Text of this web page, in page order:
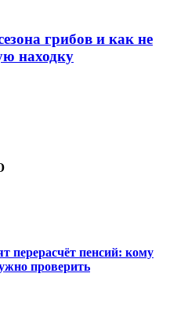
грибов и как не
находку
перерасчёт пенсий: кому
проверить